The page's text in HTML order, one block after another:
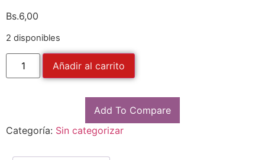
Bs.6,00
2 disponibles
Añadir al carrito
Add To Compare
Categoría: Sin categorizar